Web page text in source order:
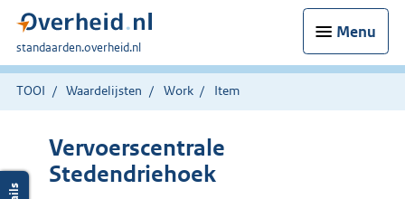
Menu
U
bent
hier:
standaarden.overheid.nl
TOOI Waardelijsten Work Item
Vervoerscentrale
Stedendriehoek